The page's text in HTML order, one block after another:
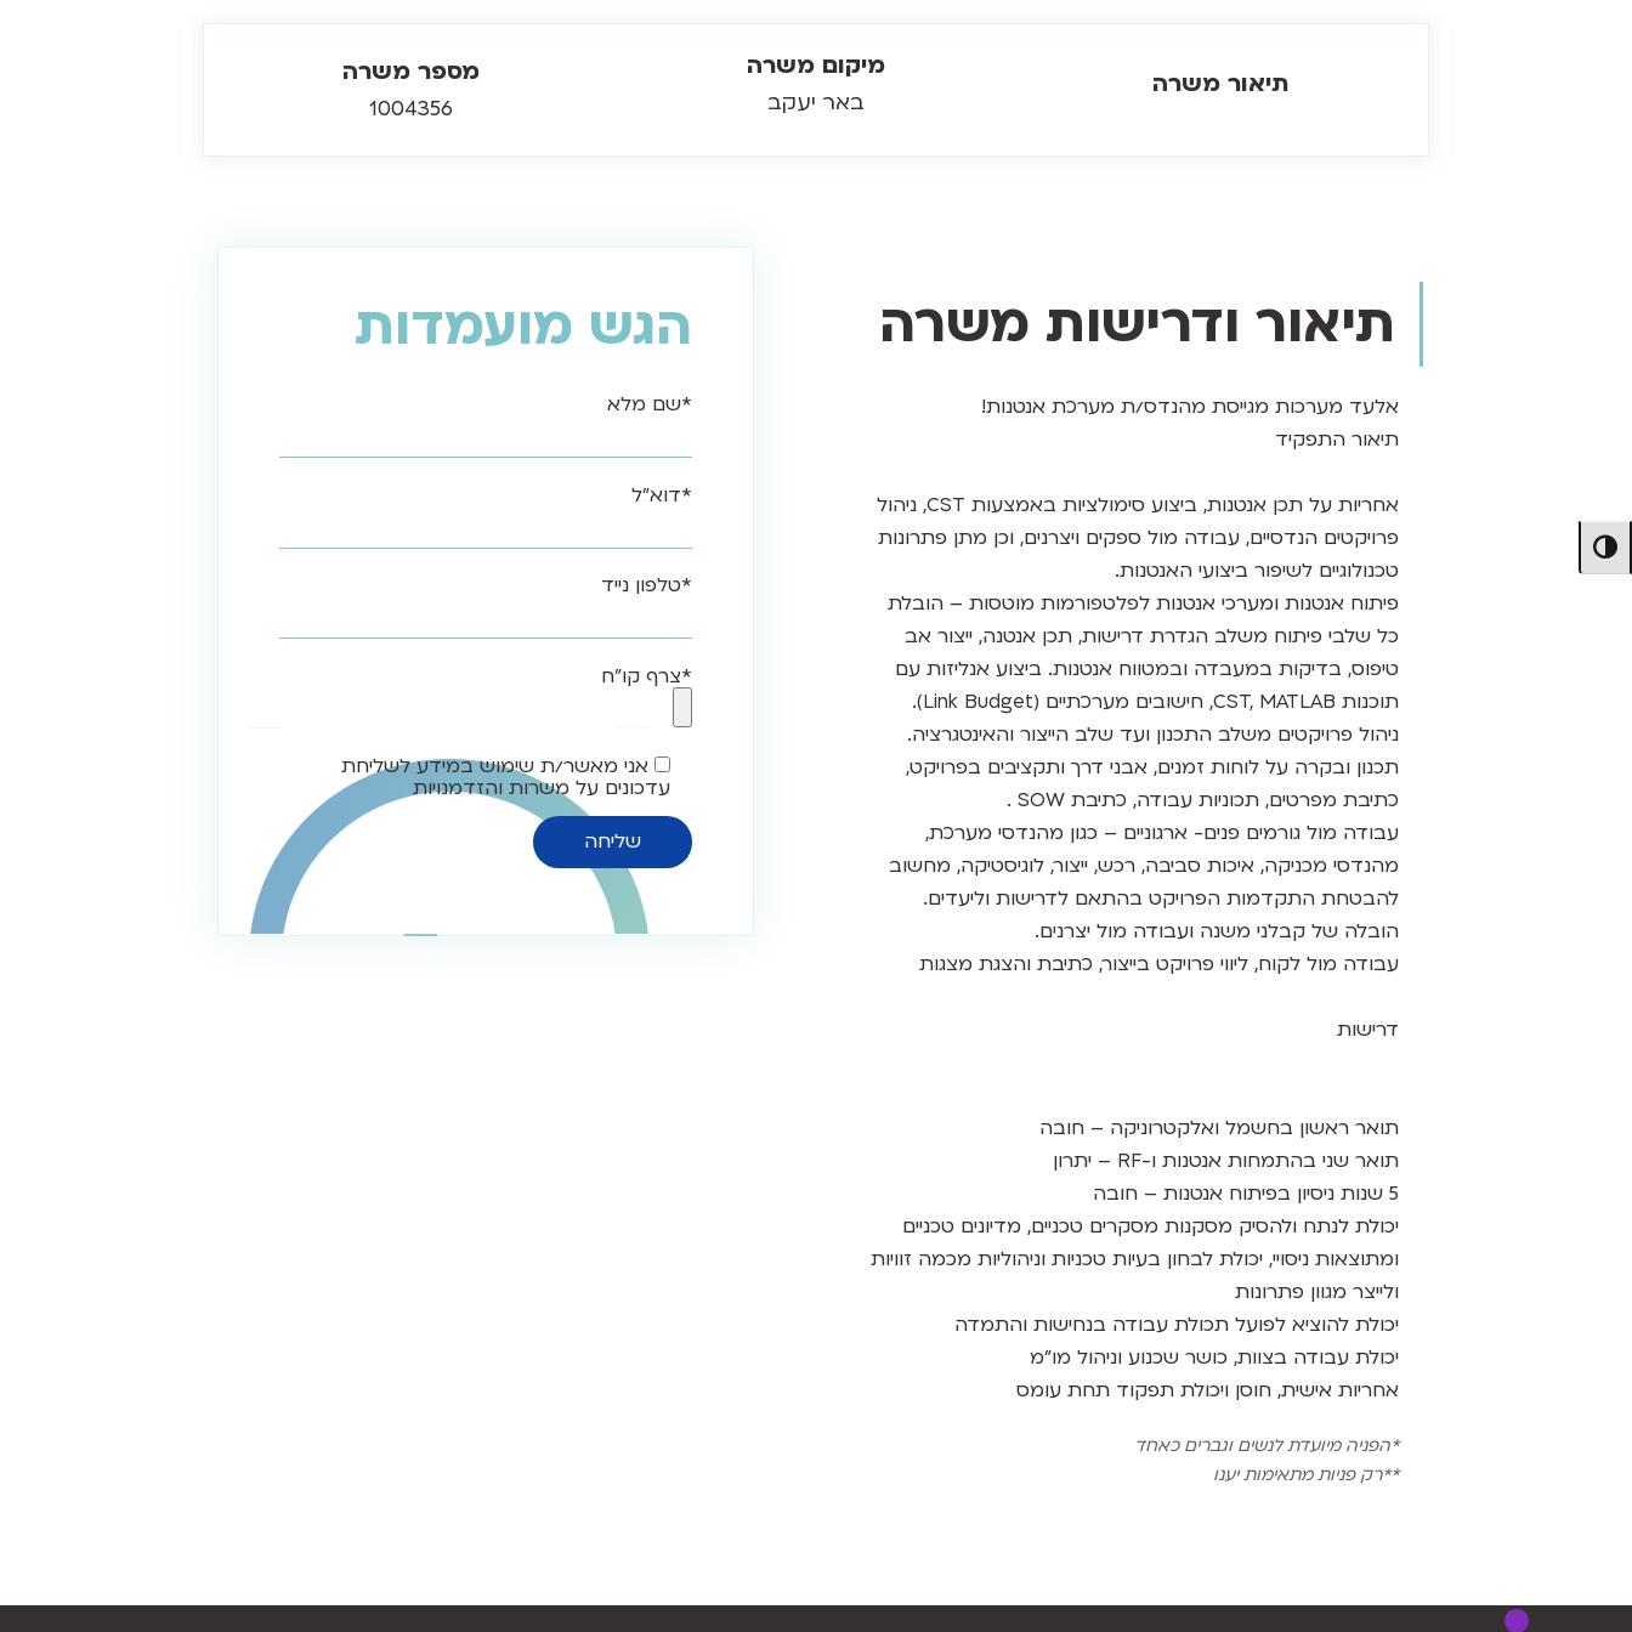
מתג ניגודיות גבוהה
תיאור משרה
מיקום משרה
באר יעקב
מספר משרה
1004356
תיאור ודרישות משרה
אלעד מערכות מגייסת מהנדס/ת מערכת אנטנות!
תיאור התפקיד
אחריות על תכן אנטנות, ביצוע סימולציות באמצעות CST, ניהול
פרויקטים הנדסיים, עבודה מול ספקים ויצרנים, וכן מתן פתרונות
טכנולוגיים לשיפור ביצועי האנטנות.
פיתוח אנטנות ומערכי אנטנות לפלטפורמות מוטסות – הובלת
כל שלבי פיתוח משלב הגדרת דרישות, תכן אנטנה, ייצור אב
טיפוס, בדיקות במעבדה ובמטווח אנטנות. ביצוע אנליזות עם
תוכנות CST, MATLAB, חישובים מערכתיים (Link Budget).
ניהול פרויקטים משלב התכנון ועד שלב הייצור והאינטגרציה.
תכנון ובקרה על לוחות זמנים, אבני דרך ותקציבים בפרויקט,
כתיבת מפרטים, תכוניות עבודה, כתיבת SOW .
עבודה מול גורמים פנים- ארגוניים – כגון מהנדסי מערכת,
מהנדסי מכניקה, איכות סביבה, רכש, ייצור, לוגיסטיקה, מחשוב
להבטחת התקדמות הפרויקט בהתאם לדרישות וליעדים.
הובלה של קבלני משנה ועבודה מול יצרנים.
עבודה מול לקוח, ליווי פרויקט בייצור, כתיבת והצגת מצגות
דרישות
תואר ראשון בחשמל ואלקטרוניקה – חובה
תואר שני בהתמחות אנטנות ו-RF – יתרון
5 שנות ניסיון בפיתוח אנטנות – חובה
יכולת לנתח ולהסיק מסקנות מסקרים טכניים, מדיונים טכניים
ומתוצאות ניסויי, יכולת לבחון בעיות טכניות וניהוליות מכמה זוויות
ולייצר מגוון פתרונות
יכולת להוציא לפועל תכולת עבודה בנחישות והתמדה
יכולת עבודה בצוות, כושר שכנוע וניהול מו"מ
אחריות אישית, חוסן ויכולת תפקוד תחת עומס
*הפניה מיועדת לנשים וגברים כאחד
**רק פניות מתאימות יענו
הגש מועמדות
*שם מלא
*דוא"ל
*טלפון נייד
*צרף קו"ח
אני מאשר/ת שימוש במידע לשליחת
עדכונים על משרות והזדמנויות